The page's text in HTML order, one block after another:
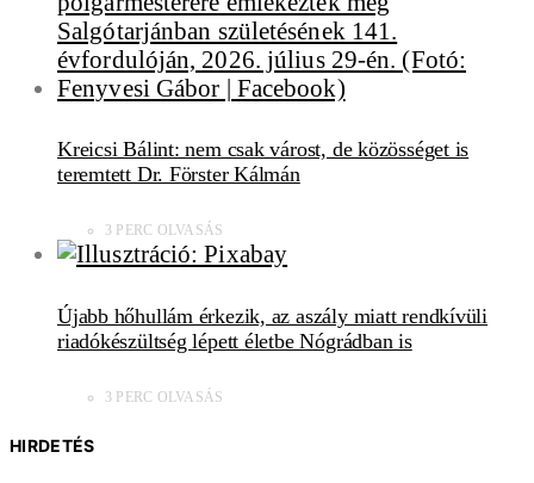
Kreicsi Bálint: nem csak várost, de közösséget is
teremtett Dr. Förster Kálmán
3 PERC OLVASÁS
Újabb hőhullám érkezik, az aszály miatt rendkívüli
riadókészültség lépett életbe Nógrádban is
3 PERC OLVASÁS
HIRDETÉS